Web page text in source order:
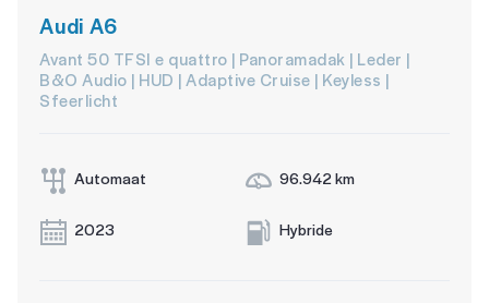
Audi A6
Avant 50 TFSI e quattro | Panoramadak | Leder |
B&O Audio | HUD | Adaptive Cruise | Keyless |
Sfeerlicht
Automaat 96.942 km
2023 Hybride